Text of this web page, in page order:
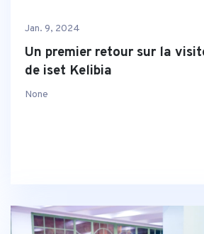
Jan. 9, 2024
Un premier retour sur la
de iset Kelibia
None